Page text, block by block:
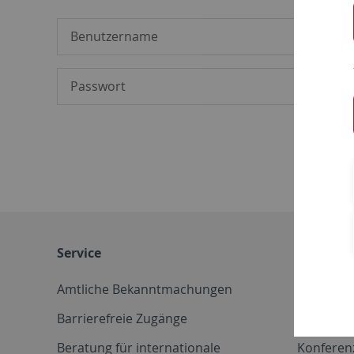
Service
Amtliche Bekanntmachungen
Barrierefreie Zugänge
Beratung für internationale